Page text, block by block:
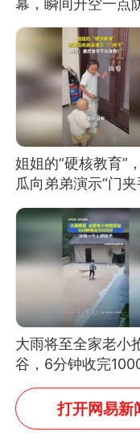
没有
姐姐的“硬核教育”
瓜向弟弟演示“门夹
网友：果然言传不
教！
大雨将至全家老小
谷，6分钟收完
没有一个人掉链子
打开网易新